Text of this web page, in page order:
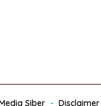
Siber Disclaimer